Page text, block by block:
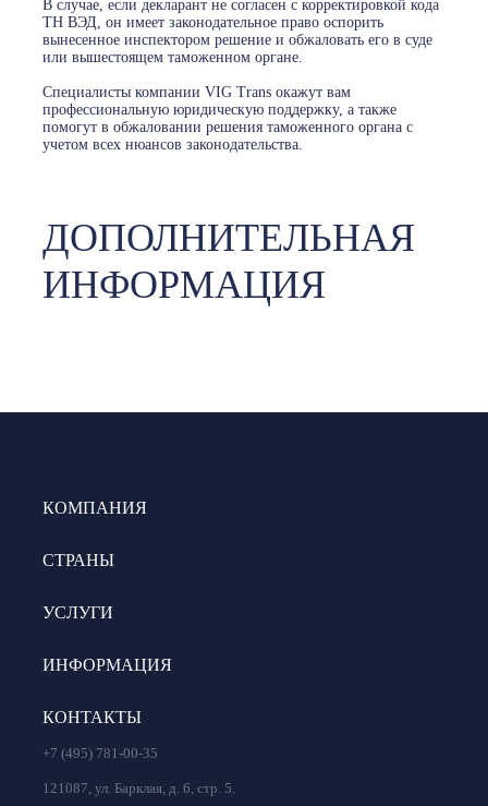
В случае, если декларант не согласен с корректировкой кода
ТН ВЭД, он имеет законодательное право оспорить
вынесенное инспектором решение и обжаловать его в суде
или вышестоящем таможенном органе.
Специалисты компании VIG Trans окажут вам
профессиональную юридическую поддержку, а также
помогут в обжаловании решения таможенного органа с
учетом всех нюансов законодательства.
ДОПОЛНИТЕЛЬНАЯ
ИНФОРМАЦИЯ
КОМПАНИЯ
СТРАНЫ
УСЛУГИ
ИНФОРМАЦИЯ
КОНТАКТЫ
+7 (495) 781-00-35
121087, ул. Барклая, д. 6, стр. 5.